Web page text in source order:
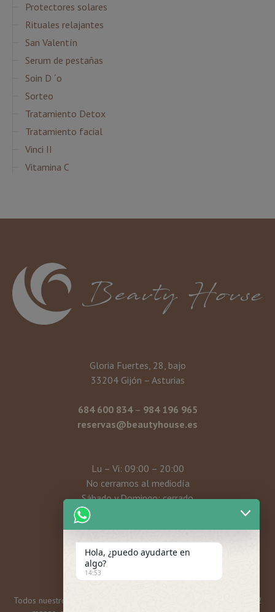
Protectores solares
Rituales relajantes
San Valentín
Serum de pestañas
Soin D ´o
Sorteo
Tratamiento Detox
Tratamiento facial
Vinci II
Vitamina C
Gloria Fuertes, 28, bajo
33204 Gijón – Asturias
684 600 834– 984 196 965
reservas@beautyhouse.es
Lu – Vi: 09:00 – 20:00
No cerramos al mediodía
Sábado y Domingo: cerrado
Mi cuenta
Todos nuestros bonos y tarjetas regalo tienen una caducidad de 12
Hola, ¿puedo ayudarte en
algo?
14:53